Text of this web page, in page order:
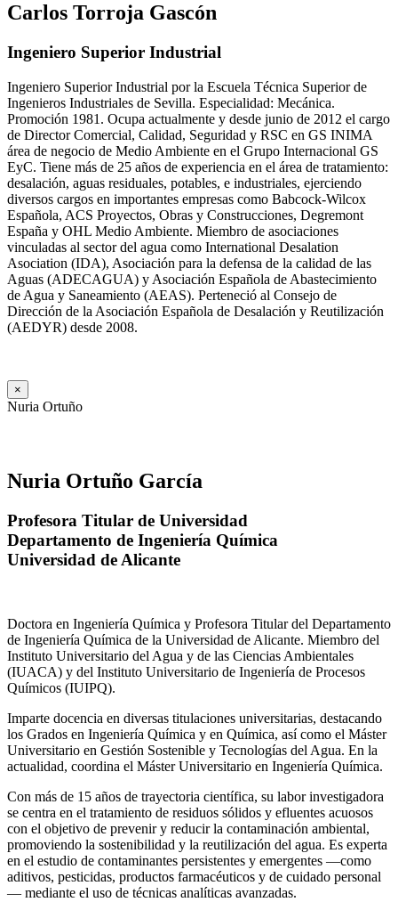
Carlos Torroja Gascón
Ingeniero Superior Industrial
Ingeniero Superior Industrial por la Escuela Técnica Superior de
Ingenieros Industriales de Sevilla. Especialidad: Mecánica.
Promoción 1981. Ocupa actualmente y desde junio de 2012 el cargo
de Director Comercial, Calidad, Seguridad y RSC en GS INIMA
área de negocio de Medio Ambiente en el Grupo Internacional GS
EyC. Tiene más de 25 años de experiencia en el área de tratamiento:
desalación, aguas residuales, potables, e industriales, ejerciendo
diversos cargos en importantes empresas como Babcock-Wilcox
Española, ACS Proyectos, Obras y Construcciones, Degremont
España y OHL Medio Ambiente. Miembro de asociaciones
vinculadas al sector del agua como International Desalation
Asociation (IDA), Asociación para la defensa de la calidad de las
Aguas (ADECAGUA) y Asociación Española de Abastecimiento
de Agua y Saneamiento (AEAS). Perteneció al Consejo de
Dirección de la Asociación Española de Desalación y Reutilización
(AEDYR) desde 2008.
×
Nuria Ortuño
Nuria Ortuño García
Profesora Titular de Universidad
Departamento de Ingeniería Química
Universidad de Alicante
Doctora en Ingeniería Química y Profesora Titular del Departamento
de Ingeniería Química de la Universidad de Alicante. Miembro del
Instituto Universitario del Agua y de las Ciencias Ambientales
(IUACA) y del Instituto Universitario de Ingeniería de Procesos
Químicos (IUIPQ).
Imparte docencia en diversas titulaciones universitarias, destacando
los Grados en Ingeniería Química y en Química, así como el Máster
Universitario en Gestión Sostenible y Tecnologías del Agua. En la
actualidad, coordina el Máster Universitario en Ingeniería Química.
Con más de 15 años de trayectoria científica, su labor investigadora
se centra en el tratamiento de residuos sólidos y efluentes acuosos
con el objetivo de prevenir y reducir la contaminación ambiental,
promoviendo la sostenibilidad y la reutilización del agua. Es experta
en el estudio de contaminantes persistentes y emergentes —como
aditivos, pesticidas, productos farmacéuticos y de cuidado personal
— mediante el uso de técnicas analíticas avanzadas.